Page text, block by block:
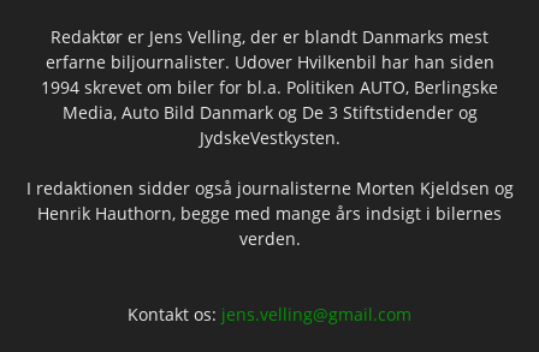
Redaktør er Jens Velling, der er blandt Danmarks mest
erfarne biljournalister. Udover Hvilkenbil har han siden
1994 skrevet om biler for bl.a. Politiken AUTO, Berlingske
Media, Auto Bild Danmark og De 3 Stiftstidender og
JydskeVestkysten.
I redaktionen sidder også journalisterne Morten Kjeldsen og
Henrik Hauthorn, begge med mange års indsigt i bilernes
verden.
Kontakt os: jens.velling@gmail.com